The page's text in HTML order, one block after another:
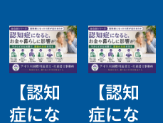
【認知
症にな
【認知
症にな